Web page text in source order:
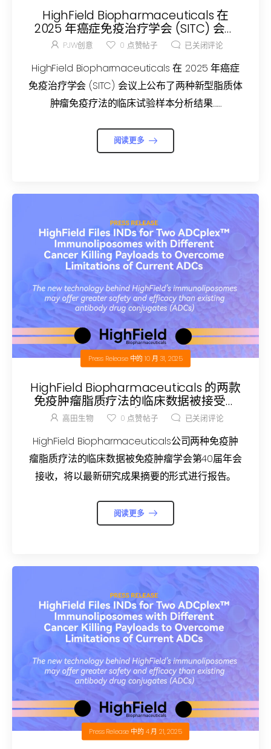
HighField Biopharmaceuticals 在
2025 年癌症免疫治疗学会 (SITC) 会议
上公布了两种新型脂质体肿瘤免疫疗法
的临床试验样本分析结果。
PJW创意 0 点赞帖子 已关闭评论
HighField Biopharmaceuticals 在 2025 年癌症
免疫治疗学会 (SITC) 会议上公布了两种新型脂质体
肿瘤免疫疗法的临床试验样本分析结果……
阅读更多
Press Release中的10 月 31, 2025
HighField Biopharmaceuticals 的两款
免疫肿瘤脂质疗法的临床数据被接受为
癌症免疫治疗学会 (SITC) 第 40 届年会
（2025 年 11 月 5 日至 9 日）的最新摘要
报告。
高田生物 0 点赞帖子 已关闭评论
HighField Biopharmaceuticals公司两种免疫肿
瘤脂质疗法的临床数据被免疫肿瘤学会第40届年会
接收，将以最新研究成果摘要的形式进行报告。
阅读更多
Press Release 中的 4 月 21, 2025